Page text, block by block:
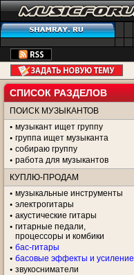
СПИСОК РАЗДЕЛОВ
ПОИСК МУЗЫКАНТОВ
музыкант ищет группу
группа ищет музыканта
собираю группу
работа для музыкантов
КУПЛЮ-ПРОДАМ
музыкальные инструменты
электрогитары
акустические гитары
гитарные педали,
процессоры и комбики
бас-гитары
басовые эффекты и усиление
звукосниматели